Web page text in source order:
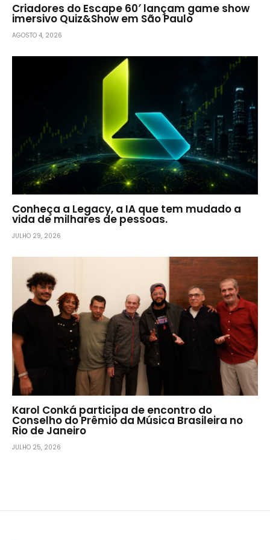
Criadores do Escape 60′ lançam game show
imersivo Quiz&Show em São Paulo
AGOSTO 4, 2026
Conheça a Legacy, a IA que tem mudado a
vida de milhares de pessoas.
JULHO 29, 2026
Karol Conká participa de encontro do
Conselho do Prêmio da Música Brasileira no
Rio de Janeiro
JULHO 25, 2026